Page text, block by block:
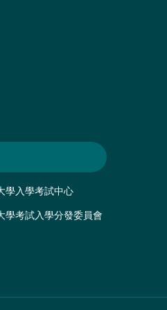
學入學考試中心
學考試入學分發委員會